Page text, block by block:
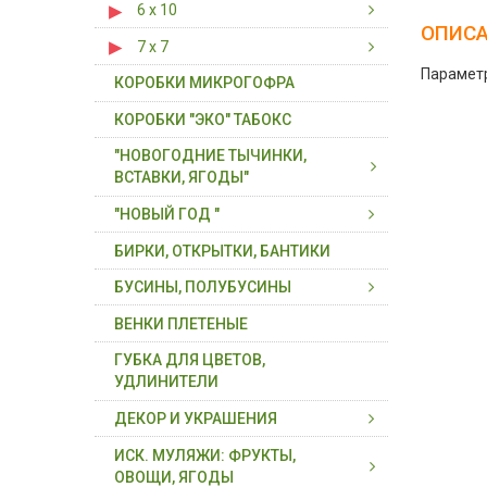
6 х 6 х 3
6 х 10
6 х 10 х 3
7 х 7
7 х 7 х 5
КОРОБКИ МИКРОГОФРА
КОРОБКИ "ЭКО" ТАБОКС
"НОВОГОДНИЕ ТЫЧИНКИ,
ВСТАВКИ, ЯГОДЫ"
ВСТАВКИ, ВЕТКИ С ЯГОДАМИ
ПЛОДЫ, ЯГОДЫ ( В СВЯЗКЕ)
ТЫЧИНКИ, ВСТАВКИ НА
ПРОВОЛОКЕ
ТЫЧИНКИ- БУКЕТИКИ,
ТЫЧИНКИ ДЛЯ ЦВЕТОВ
"НОВЫЙ ГОД "
ДЕКОР НОВОГОДНИЙ
ХВОЯ, ГИРЛЯНДЫ, ВЕНКИ
БИРКИ, ОТКРЫТКИ, БАНТИКИ
БУСИНЫ, ПОЛУБУСИНЫ
БУСИНЫ, ПОЛУБУСИНЫ
БУСИНЫ, ПОЛУБУСИНЫ НА
НИТИ
ВЕНКИ ПЛЕТЕНЫЕ
ГУБКА ДЛЯ ЦВЕТОВ,
УДЛИНИТЕЛИ
ДЕКОР И УКРАШЕНИЯ
БЛЕСТКИ ( ГЛИТТЕР)
ИСК. МУЛЯЖИ: ФРУКТЫ,
ОВОЩИ, ЯГОДЫ